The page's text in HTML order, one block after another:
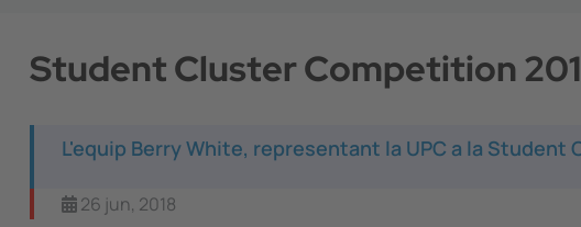
Student Cluster Competition
L'equip Berry White, representant la UPC a la
26 jun, 2018